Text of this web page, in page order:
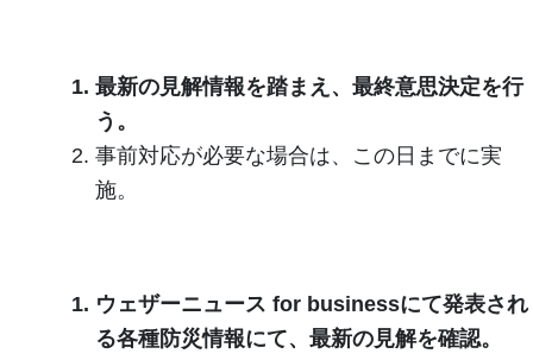
1. 最新の見解情報を踏まえ、最終意思決定を行
う。
2. 事前対応が必要な場合は、この日までに実
施。
1. ウェザーニュース for businessにて発表され
る各種防災情報にて、最新の見解を確認。